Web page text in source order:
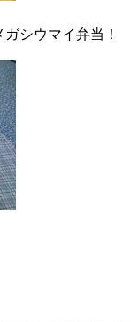
シウマイ弁当！